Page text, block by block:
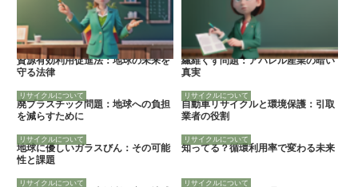
資源有効利用促進法：地球の未来を
守る法律
繊維くず問題：アパレル産業の暗い
真実
リサイクルについて
廃プラスチック問題：地球への負担
を減らすために
リサイクルについて
自動車リサイクルと環境保護：引取
業者の役割
リサイクルについて
地球に優しいガラスびん：その可能
性と課題
リサイクルについて
知ってる？循環利用率で変わる未来
リサイクルについて リサイクルについて